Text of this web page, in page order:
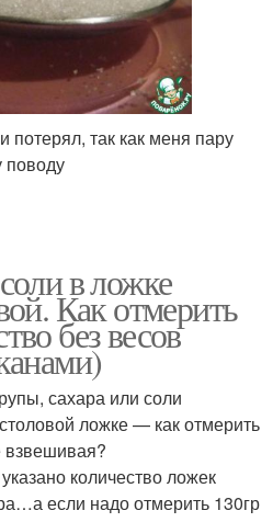
потерял, так как меня пару
поводу
в ложке
Как отмерить
без весов
сахара или соли
ложке — как отмерить
взвешивая?
количество ложек
если надо отмерить 130гр